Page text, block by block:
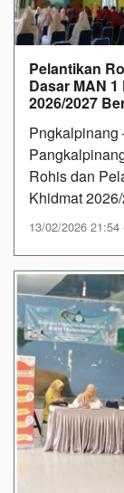
Pelantikan
Dasar MAN
2026/2027
Pngkalpinang
Rohis dan
Khidmat
13/02/2026